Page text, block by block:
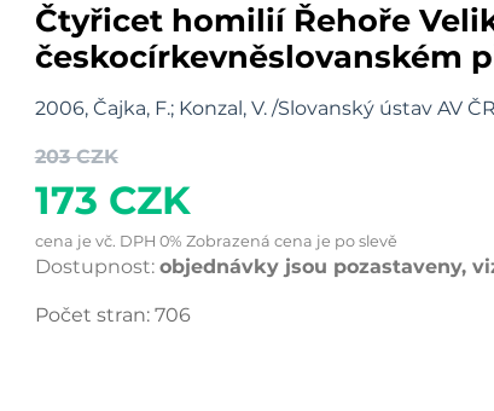
Čtyřicet homilií Řehoře
českocírkevněslovanském
2006, Čajka, F.; Konzal, V. /Slovanský ústav AV
203 CZK
173 CZK
cena je vč. DPH 0% Zobrazená cena je po slevě
Dostupnost: objednávky jsou pozastaveny,
Počet stran: 706